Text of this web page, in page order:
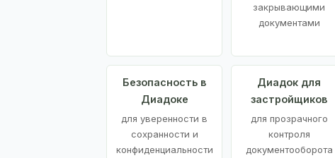
закрывающими
документами
Безопасность в
Диадоке
для уверенности в
сохранности и
конфиденциальности
Диадок для
застройщиков
для прозрачного
контроля
документооборота